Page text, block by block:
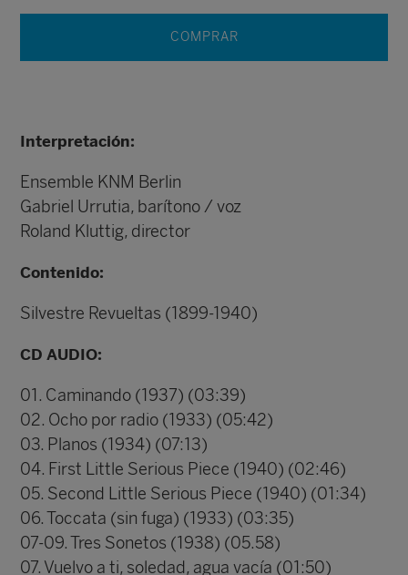
Interpretación:
Ensemble KNM Berlin
Gabriel Urrutia, barítono / voz
Roland Kluttig, director
Contenido:
Silvestre Revueltas (1899-1940)
CD AUDIO:
01. Caminando (1937) (03:39)
02. Ocho por radio (1933) (05:42)
03. Planos (1934) (07:13)
04. First Little Serious Piece (1940) (02:46)
05. Second Little Serious Piece (1940) (01:34)
06. Toccata (sin fuga) (1933) (03:35)
07-09. Tres Sonetos (1938) (05.58)
07. Vuelvo a ti, soledad, agua vacía (01:50)
COMPRAR